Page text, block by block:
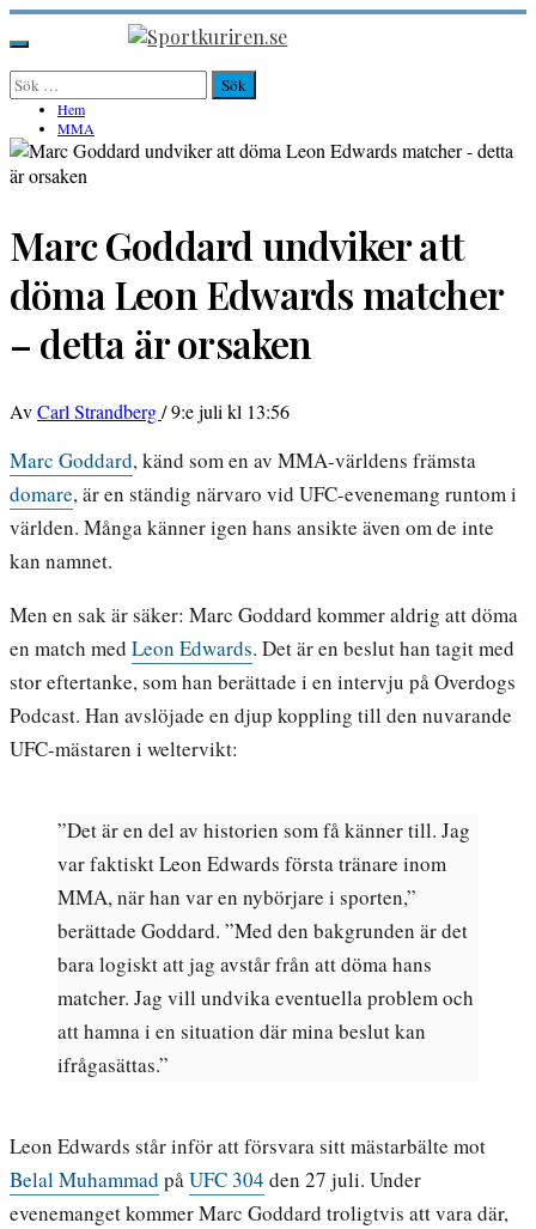
Hoppa
till
innehåll
Sportkuriren.se
Primär
meny
Sök
efter: Hem
MMA
Marc Goddard undviker att
döma Leon Edwards matcher
– detta är orsaken
AvCarl Strandberg/9:e juli kl 13:56
Marc Goddard, känd som en av MMA-världens främsta
domare, är en ständig närvaro vid UFC-evenemang runtom i
världen. Många känner igen hans ansikte även om de inte
kan namnet.
Men en sak är säker: Marc Goddard kommer aldrig att döma
en match med Leon Edwards. Det är en beslut han tagit med
stor eftertanke, som han berättade i en intervju på Overdogs
Podcast. Han avslöjade en djup koppling till den nuvarande
UFC-mästaren i weltervikt:
”Det är en del av historien som få känner till. Jag
var faktiskt Leon Edwards första tränare inom
MMA, när han var en nybörjare i sporten,”
berättade Goddard. ”Med den bakgrunden är det
bara logiskt att jag avstår från att döma hans
matcher. Jag vill undvika eventuella problem och
att hamna i en situation där mina beslut kan
ifrågasättas.”
Leon Edwards står inför att försvara sitt mästarbälte mot
Belal Muhammad påUFC 304 den 27 juli. Under
evenemanget kommer Marc Goddard troligtvis att vara där,